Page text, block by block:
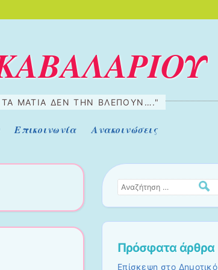
ΜΆΤΙΑ ΔΕΝ ΤΗΝ ΒΛΈΠΟΥΝ…."
Επικοινωνία Ανακοινώσεις
Αναζήτηση
Πρόσφατα άρθρα
Επίσκεψη στο Δημοτικό